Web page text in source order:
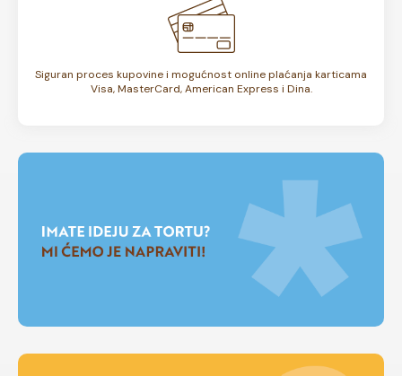
Siguran proces kupovine i mogućnost online plaćanja karticama
Visa, MasterCard, American Express i Dina.